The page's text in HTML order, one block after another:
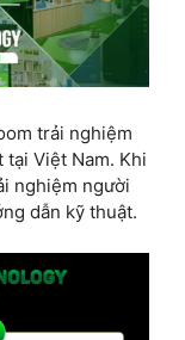
trải nghiệm
tại Việt Nam. Khi
nghiệm người
dẫn kỹ thuật.